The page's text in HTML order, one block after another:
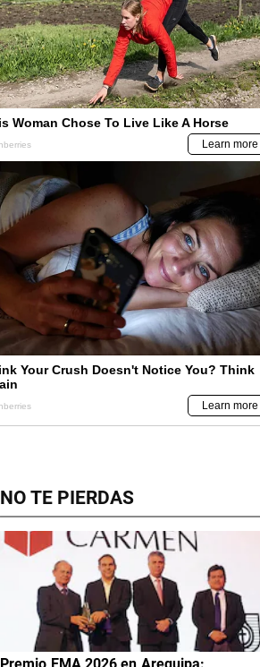
NO TE PIERDAS
Premio EMA 2026 en Arequipa: